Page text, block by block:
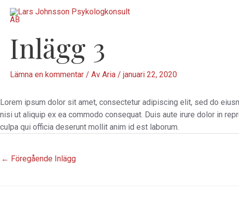
Hoppa
Inlägg 3
Lämna en kommentar / Av Aria / januari 22, 2020
Lorem ipsum dolor sit amet, consectetur adipiscing elit, sed do
nisi ut aliquip ex ea commodo consequat. Duis aute irure dolor in
culpa qui officia deserunt mollit anim id est laborum.
Inläggsnavigering
← Föregående Inlägg